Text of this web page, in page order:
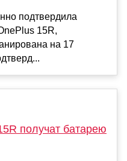
подтвердила
15R,
на 17
получат батарею